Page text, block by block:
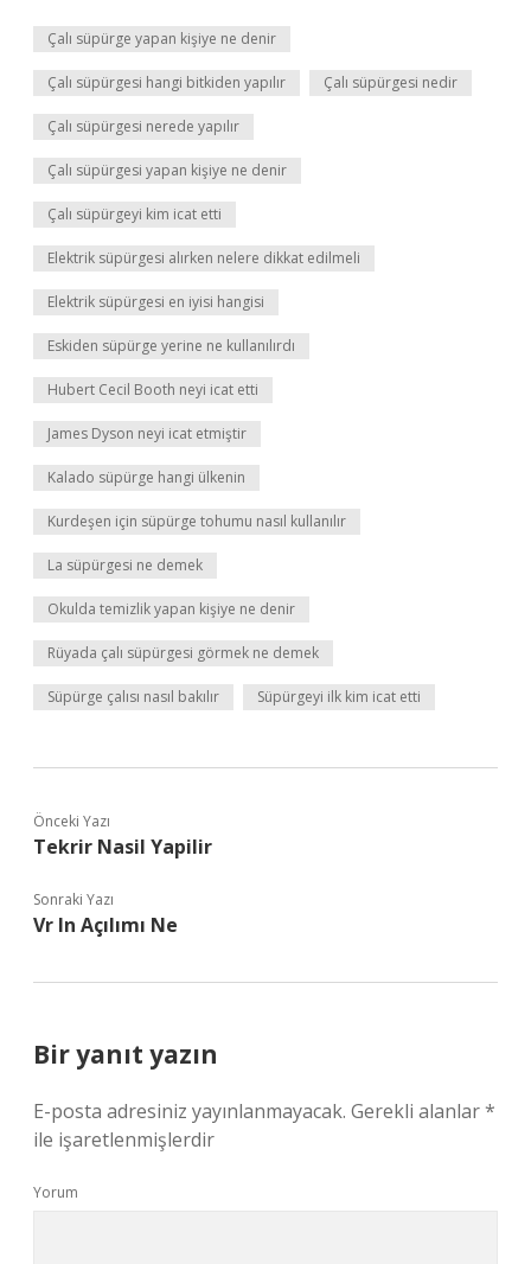
Çalı süpürge yapan kişiye ne denir
Çalı süpürgesi hangi bitkiden yapılır Çalı süpürgesi nedir
Çalı süpürgesi nerede yapılır
Çalı süpürgesi yapan kişiye ne denir
Çalı süpürgeyi kim icat etti
Elektrik süpürgesi alırken nelere dikkat edilmeli
Elektrik süpürgesi en iyisi hangisi
Eskiden süpürge yerine ne kullanılırdı
Hubert Cecil Booth neyi icat etti
James Dyson neyi icat etmiştir
Kalado süpürge hangi ülkenin
Kurdeşen için süpürge tohumu nasıl kullanılır
La süpürgesi ne demek
Okulda temizlik yapan kişiye ne denir
Rüyada çalı süpürgesi görmek ne demek
Süpürge çalısı nasıl bakılır Süpürgeyi ilk kim icat etti
Önceki Yazı
Tekrir Nasil Yapilir
Sonraki Yazı
Vr In Açılımı Ne
Bir yanıt yazın
E-posta adresiniz yayınlanmayacak. Gerekli alanlar*
ile işaretlenmişlerdir
Yorum